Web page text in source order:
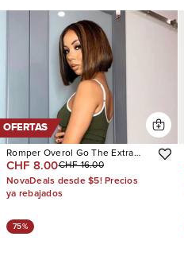
OFERTAS
Romper Overol Go The Extra
Mile Active
CHF 8.00CHF 16.00
NovaDeals desde $5! Precios
ya rebajados
75%